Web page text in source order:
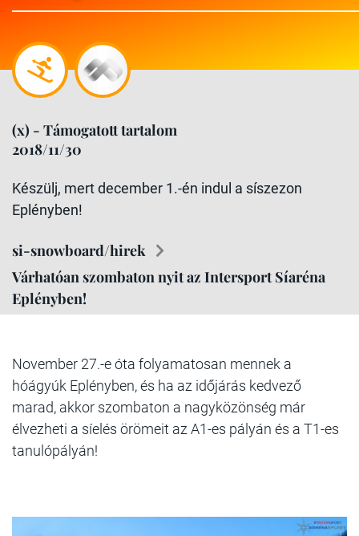
(x) - Támogatott tartalom
2018/11/30
Készülj, mert december 1.-én indul a síszezon
Eplényben!
si-snowboard/hirek
Várhatóan szombaton nyit az Intersport Síaréna
Eplényben!
November 27.-e óta folyamatosan mennek a
hóágyúk Eplényben, és ha az időjárás kedvező
marad, akkor szombaton a nagyközönség már
élvezheti a síelés örömeit az A1-es pályán és a T1-es
tanulópályán!